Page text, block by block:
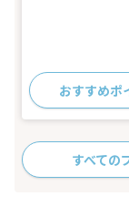
おすすめポ
すべての